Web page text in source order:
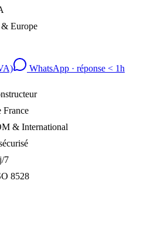
Europe
WhatsApp · réponse < 1h
France
& International
7
8528